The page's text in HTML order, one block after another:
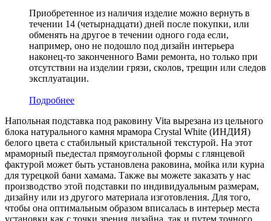
Приобретенное из наличия изделие можно вернуть в
течении 14 (четырнадцати) дней после покупки, или
обменять на другое в течении одного года если,
например, оно не подошло под дизайн интерьера
наконец-то законченного Вами ремонта, но только при
отсутствии на изделии грязи, сколов, трещин или следов
эксплуатации.
Подробнее
Напольная подставка под раковину Vita вырезана из цельного
блока натурального камня мрамора Crystal White (ИНДИЯ)
белого цвета c стабильный кристальной текстурой. На этот
мраморный пьедестал прямоугольной формы с глянцевой
фактурой может быть установлена раковина, мойка или курна
для турецкой бани хамама. Также вы можете заказать у нас
производство этой подставки по индивидуальным размерам,
дизайну или из другого материала изготовления. Для того,
чтобы она оптимальным образом вписалась в интерьер места